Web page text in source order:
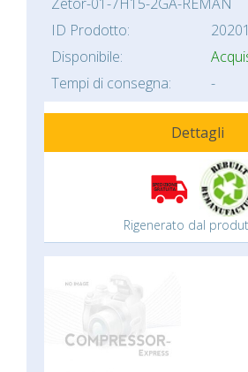
ID Prodotto:
Disponibile:
Tempi di consegna:
-
Dettagli
Rigenerato dal